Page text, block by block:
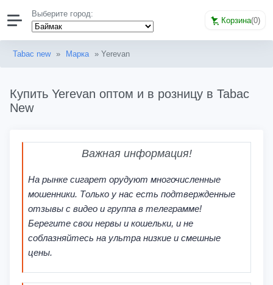
Выберите город:
Корзина(0)
Tabac new » Марка » Yerevan
Купить Yerevan оптом и в розницу в Tabac
New
Важная информация!
На рынке сигарет орудуют многочисленные
мошенники. Только у нас есть подтвержденные
отзывы с видео и группа в телеграмме!
Берегите свои нервы и кошельки, и не
соблазняйтесь на ультра низкие и смешные
цены.